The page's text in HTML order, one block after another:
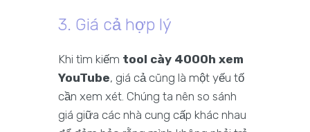
3. Giá cả hợp lý
Khi tìm kiếm tool cày 4000h xem
YouTube, giá cả cũng là một yếu tố
cần xem xét. Chúng ta nên so sánh
giá giữa các nhà cung cấp khác nhau